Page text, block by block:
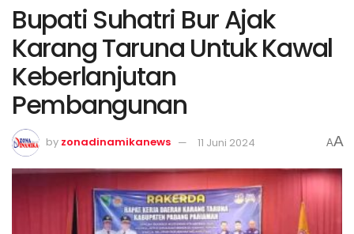
Bupati Suhatri Bur Ajak
Karang Taruna Untuk Kawal
Keberlanjutan
Pembangunan
by zonadinamikanews 11 Juni 2024 AA